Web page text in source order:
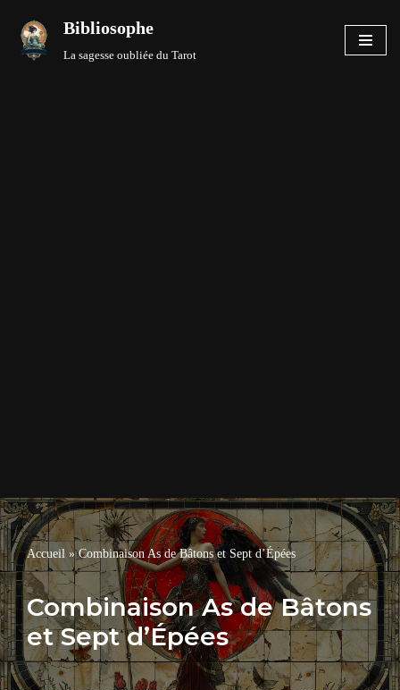
Aller
Bibliosophe
La sagesse oubliée du Tarot
Accueil»Combinaison As de Bâtons et Sept d’Épées
Combinaison As de Bâtons
et Sept d’Épées